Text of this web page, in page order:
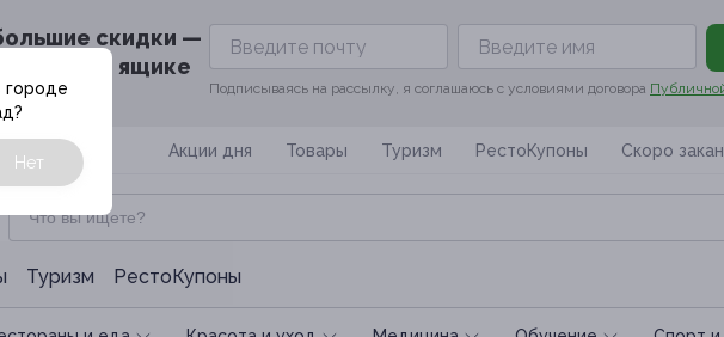
скидки —
почтовом ящике
Подписываясь на рассылку, я соглашаюсь с условиями договора
Акции дня Товары Туризм РестоКупоны Скоро
Туризм РестоКупоны
городе
?
Нет